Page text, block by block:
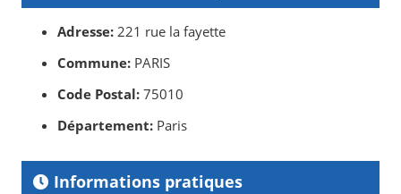
Adresse: 221 rue la fayette
Commune: PARIS
Code Postal: 75010
Département: Paris
Informations pratiques